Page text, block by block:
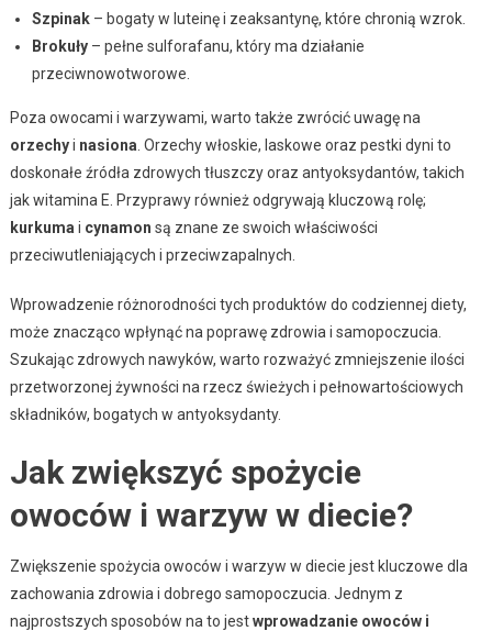
Szpinak– bogaty w luteinę i zeaksantynę, które chronią wzrok.
Brokuły– pełne sulforafanu, który ma działanie
przeciwnowotworowe.
Poza owocami i warzywami, warto także zwrócić uwagę na
orzechyi nasiona . Orzechy włoskie, laskowe oraz pestki dyni to
doskonałe źródła zdrowych tłuszczy oraz antyoksydantów, takich
jak witamina E. Przyprawy również odgrywają kluczową rolę;
kurkuma i cynamon są znane ze swoich właściwości
przeciwutleniających i przeciwzapalnych.
Wprowadzenie różnorodności tych produktów do codziennej diety,
może znacząco wpłynąć na poprawę zdrowia i samopoczucia.
Szukając zdrowych nawyków, warto rozważyć zmniejszenie ilości
przetworzonej żywności na rzecz świeżych i pełnowartościowych
składników, bogatych w antyoksydanty.
Jak zwiększyć spożycie
owoców i warzyw w diecie?
Zwiększenie spożycia owoców i warzyw w diecie jest kluczowe dla
zachowania zdrowia i dobrego samopoczucia. Jednym z
najprostszych sposobów na to jestwprowadzanie owoców i